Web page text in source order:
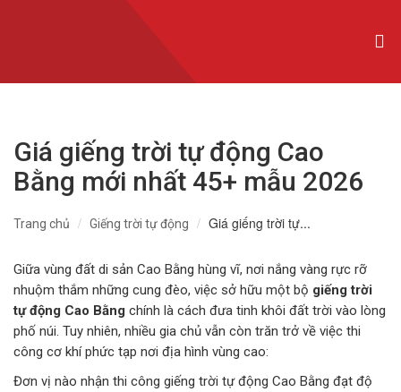
CỬA NHÔM XINGFA NHẬP KHẨU
CỬA NHÔM TRƯỢT QUAY
CỬA NHÔM THỦY LỰC
CỬA CUỐN KHE THOÁNG
CỬA CUỐN ĐỨC
CỬA CUỐN ÚC
CỬA CUỐN ĐÀI LOAN
Giá giếng trời tự động Cao
Bằng mới nhất 45+ mẫu 2026
Trang chủ Giếng trời tự động Giá giếng trời tự...
Giữa vùng đất di sản Cao Bằng hùng vĩ, nơi nắng vàng rực rỡ
nhuộm thắm những cung đèo, việc sở hữu một bộ giếng trời
tự động Cao Bằng chính là cách đưa tinh khôi đất trời vào lòng
phố núi. Tuy nhiên, nhiều gia chủ vẫn còn trăn trở về việc thi
công cơ khí phức tạp nơi địa hình vùng cao:
Đơn vị nào nhận thi công giếng trời tự động Cao Bằng đạt độ